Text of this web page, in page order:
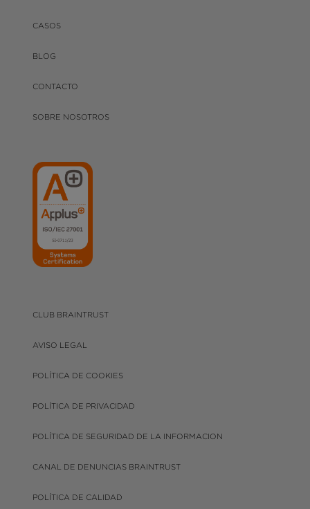
CASOS
BLOG
CONTACTO
SOBRE NOSOTROS
CLUB BRAINTRUST
AVISO LEGAL
POLÍTICA DE COOKIES
POLÍTICA DE PRIVACIDAD
POLÍTICA DE SEGURIDAD DE LA INFORMACION
CANAL DE DENUNCIAS BRAINTRUST
POLÍTICA DE CALIDAD